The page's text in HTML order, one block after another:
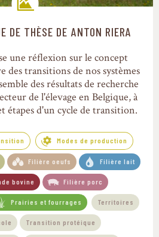
DE THÈSE DE ANTON RIERA
une réflexion sur le concept
des transitions de nos systèmes
des résultats de recherche
de l'élevage en Belgique, à
étapes d'un cycle de transition.
Modes de production
Filière oeufs Filière lait
bovine Filière porc
Prairies et fourrages Territoires
Transition protéique